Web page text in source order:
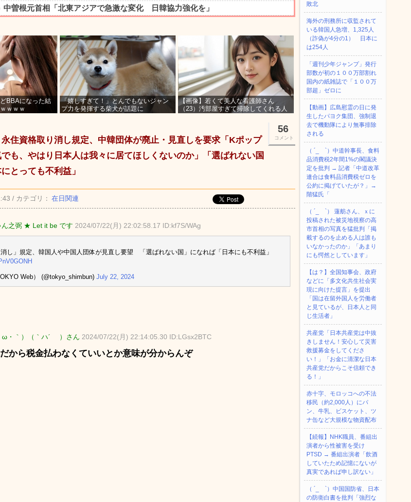
BBAになった結
ｗｗｗ
「嬉しすぎて！」とんでもないジャン
プ力を発揮する柴犬が話題に
【画像】若くて美人な看護師さん
（23）汚部屋すぎて掃除してくれる人
56
コメント
永住資格取り消し規定、中韓団体が廃止・見直しを要求「Kポップ
も、やはり日本人は我々に居てほしくないのか」「選ばれない国
とっても不利益」
/ カテゴリ： 在日関連
ん之弼 ★ Let it be です 2024/07/22(月) 22:02:58.17 ID:kf7S/WAg
消し」規定、韓国人や中国人団体が見直し要望 「選ばれない国」になれば「日本にも不利益」
Web） (@tokyo_shimbun) July 22, 2024
ω・｀）（｀ハ´ ）さん 2024/07/22(月) 22:14:05.30 ID:LGsx2BTC
から税金払わなくていいとか意味が分からんぞ
敗北
海外の刑務所に収監されて
いる韓国人急増、1,325人
（詐偽が4分の1） 日本に
は254人
「週刊少年ジャンプ」発行
部数が初の１００万部割れ
国内の紙雑誌で「１００万
部超」ゼロに
【動画】広島慰霊の日に発
生したパヨク集団、強制退
去で機動隊により無事排除
される
（ ´_ゝ`）中道幹事長、食料
品消費税2年間1%の閣議決
定を批判 → 記者「中道改革
連合は食料品消費税ゼロを
公約に掲げていたが？」→
階猛氏「
（ ´_ゝ`） 蓮舫さん、ｘに
投稿された被災地視察の高
市首相の写真を猛批判「掲
載するのを止める人は誰も
いなかったのか」「あまり
にも愕然としています」
【は？】全国知事会、政府
などに「多文化共生社会実
現に向けた提言」を提出
「国は在留外国人を労働者
と見ているが、日本人と同
じ生活者」
共産党「日本共産党は中抜
きしません！安心して災害
救援募金をしてくださ
い！」「お金に清潔な日本
共産党だからこそ信頼でき
る！」
赤十字、モロッコへの不法
移民（約2,000人）にパ
ン、牛乳、ビスケット、ツ
ナ缶など大規模な物資配布
【続報】NHK職員、番組出
演者から性被害を受け
PTSD → 番組出演者「飲酒
していたため記憶にないが
真実であれば申し訳ない」
（ ´_ゝ`）中国国防省、日本
の防衛白書を批判「強烈な